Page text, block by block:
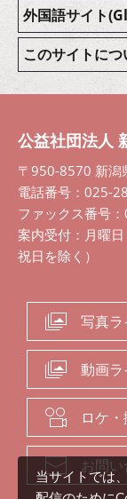
外国語サイト
このサイトにつ
公益社団法人
〒950-8570 新潟
電話番号：025-
ファックス番号
案内受付：月曜
祝日を除く）
写真
動画
ロケ
お問
当サイトでは